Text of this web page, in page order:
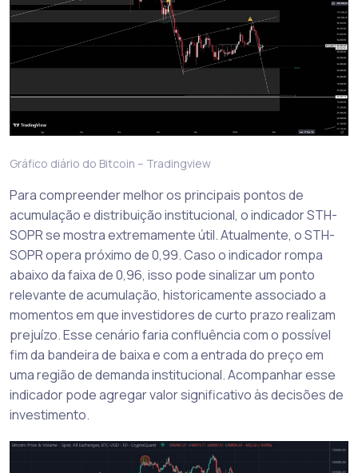
Gráfico diário do Bitcoin – Tradingview
Para compreender melhor os principais pontos de
acumulação e distribuição institucional, o indicador STH-
SOPR se mostra extremamente útil. Atualmente, o STH-
SOPR opera próximo de 0,99. Caso o indicador rompa
abaixo da faixa de 0,96, isso pode sinalizar um ponto
relevante de acumulação, historicamente associado a
momentos em que investidores de curto prazo realizam
prejuízo. Esse cenário faria confluência com o possível
fim da bandeira de baixa e com a entrada do preço em
uma região de demanda institucional. Acompanhar esse
indicador pode agregar valor significativo às decisões de
investimento.